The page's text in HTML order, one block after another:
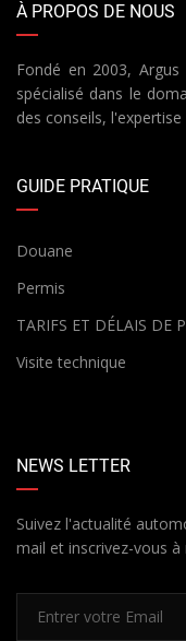
À PROPOS DE NOUS
Fondé en 2003,
spécialisé dans le
des conseils, l'expertise
GUIDE PRATIQUE
Douane
Permis
TARIFS ET DÉLAIS DE
Visite technique
NEWS LETTER
Suivez l'actualité
mail et inscrivez-vous